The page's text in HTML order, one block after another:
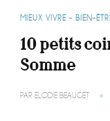
MIEUX VIVRE - BIEN-
10 petits
Somme
PAR ELODIE BEAUGET